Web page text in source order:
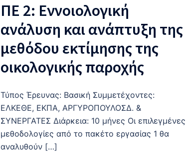
ΠΕ 2: Εννοιολογική
ανάλυση και ανάπτυξη της
μεθόδου εκτίμησης της
οικολογικής παροχής
Τύπος Έρευνας: Βασική Συμμετέχοντες:
ΕΛΚΕΘΕ, ΕΚΠΑ, ΑΡΓΥΡΟΠΟΥΛΟΣΔ. &
ΣΥΝΕΡΓΑΤΕΣ Διάρκεια: 10 μήνες Οι επιλεγμένες
μεθοδολογίες από το πακέτο εργασίας 1 θα
αναλυθούν […]